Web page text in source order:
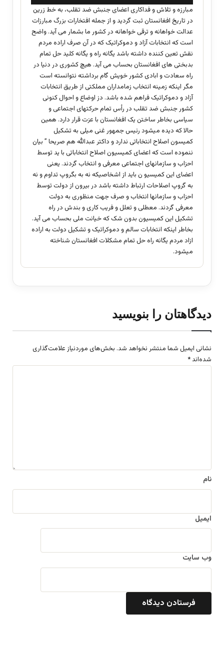
:
مبارزه و تلاش و فداکاری اعضای جنبش ضد تقلب، به خط زرین
در تاریخ افغانستان ثبت گردید و از جمله افتخارات بزرگ مبارزات
عدالت خواهانه و ترقی خواهانه در کشور ما بشمار می آید. واضح
است که انتخابات آزاد و دموکراتیک که در آن صرف اراده مردم
نقش تعین کننده داشته باشد یگانه راه و یگانه کلید حل تمام
بدبختی های افغانستان بحساب می آید. هیچ کشوری در دنیا در
راه سعادت و ابادی کشور خویش گام برداشته نتوانسته است
مگر اینکه زمینه انتخاب زمامداران مملکتی از طریق انتخابات
آزاد و دموکراتیک فراهم شده باشد. دز اوضاع و احوال کنونی
کشور جنبش ضد تقلب در رأس تمام حرکتهای اجتماعی و
سیاسی بخاطر ساختن یک افغانستان با عزت قرار دارد. همین
حالا که دیده میشود رئیس جمهور غنی میلی به تشکیل
کمیسون اصلاح انتخاباتی ندارد و داکتر عبدالله هم صریحا ” بیان
ننموده است که اعضای کمیسیون اصلاح انتخاباتی با ید توسط
احزاب و سازمانهای اجتماعی معرفی و انتخاب گردند. یعنی
اعضای این کمیسیو ن باید از اشخاصیکه نه به بگروپ تداوم و نه
به گروپ اصلاحات ارتباط داشته باشد در بیرون از دولت توسط
احزاب و سازمانها انتخاب و صرف جهت منظوری به دولت
معرفی گردند. معطلی و تعلل و فریب کاری و بندش در راه
تشکیل این کمیسیون بدون شک که خیانت ملی بحساب می آید.
بخاطر اینکه انتخابات سالم و دموکراتیک و تشکیل دولت به اراده
ازاد مردم یگانه راه حل تمام مشکلات افغانستان شناخته
میشود.
دیدگاهتان را بنویسید
نشانی ایمیل شما منتشر نخواهد شد. بخش‌های موردنیاز علامت‌گذاری
شده‌اند *
نام
ایمیل
وب‌ سایت